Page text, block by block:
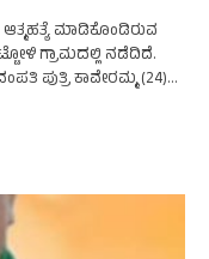
ಮಾಡಿಕೊಂಡಿರುವ
ಗ್ರಾಮದಲ್ಲಿ ನಡೆದಿದೆ.
ಪುತ್ರಿ ಕಾವೇರಮ್ಮ (24)